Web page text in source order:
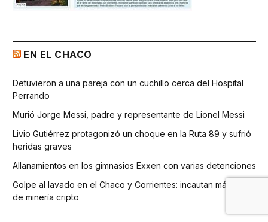
EN EL CHACO
Detuvieron a una pareja con un cuchillo cerca del Hospital
Perrando
Murió Jorge Messi, padre y representante de Lionel Messi
Livio Gutiérrez protagonizó un choque en la Ruta 89 y sufrió
heridas graves
Allanamientos en los gimnasios Exxen con varias detenciones
Golpe al lavado en el Chaco y Corrientes: incautan máquinas
de minería cripto